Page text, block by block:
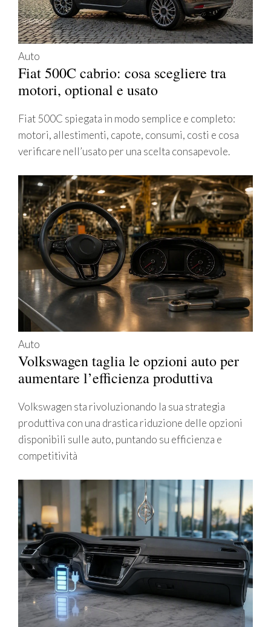
Auto
Fiat 500C cabrio: cosa scegliere tra
motori, optional e usato
Fiat 500C spiegata in modo semplice e completo:
motori, allestimenti, capote, consumi, costi e cosa
verificare nell’usato per una scelta consapevole.
Auto
Volkswagen taglia le opzioni auto per
aumentare l’efficienza produttiva
Volkswagen sta rivoluzionando la sua strategia
produttiva con una drastica riduzione delle opzioni
disponibili sulle auto, puntando su efficienza e
competitività